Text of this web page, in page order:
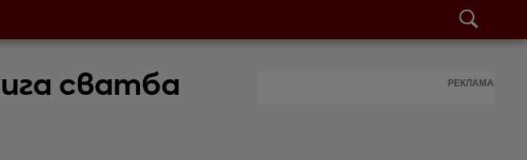
сватба РЕКЛАМА